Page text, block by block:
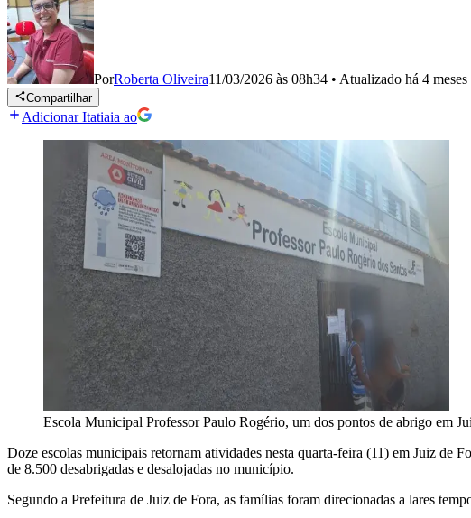
PorRoberta Oliveira11/03/2026 às 08h34 • Atualizado há 4 meses
Compartilhar
Adicionar Itatiaia ao
Escola Municipal Professor Paulo Rogério, um dos pontos de abrigo em
Doze escolas municipais retornam atividades nesta quarta-feira (11) em Juiz de
de 8.500 desabrigadas e desalojadas no município.
Segundo a Prefeitura de Juiz de Fora, as famílias foram direcionadas a lares